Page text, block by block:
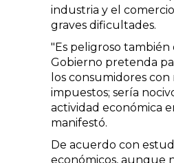
industria y el
graves dificultades.
"Es peligroso también
Gobierno pretenda
los consumidores con
impuestos; sería
actividad económica
manifestó.
De acuerdo con
económicos, aunque